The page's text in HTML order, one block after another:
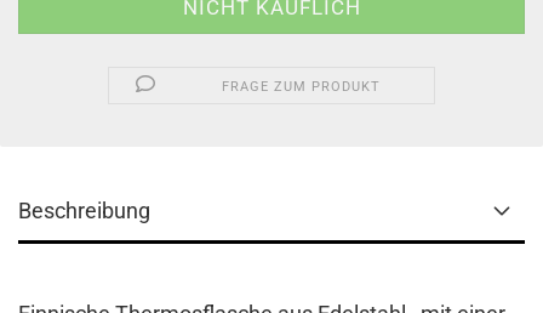
FRAGE ZUM PRODUKT
Beschreibung